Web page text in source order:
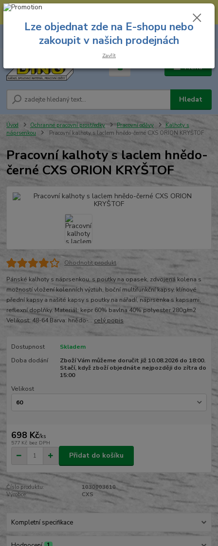
--- Spojovací materiál: 774 431 045 --- Prodejna nářadí: 731 449 423 --
Menu
Hledat
8.00 hod. - 16.00 hod.
za
Úvod Ochranné pracovní prostředky Pracovní oděvy
Kalhoty s
náprsenkou
Pracovní kalhoty s laclem hnědo-černé CXS ORION KRYŠTOF
Pracovní kalhoty s laclem hnědo-
černé CXS ORION KRYŠTOF
Ohodnotit produkt
Pánské kalhoty s náprsenkou, s poutky na opasek, zdvojená kolena s
možností vložení kolenních výztuh, boční multifunkční kapsy, klínové
přední kapsy a našité kapsy s poutky na nářadí, náprsenka s kapsami,
reflexní doplňky. Materiál: kepr 60% bavlna 40% polyester 280g/m2
Velikost: 48-64 Barva: hnědo-... celý popis
Dostupnost
Skladem
Doba dodání
Zboží Vám můžeme doručit již 10.08.2026 do 18:00.
Stačí, když zboží objednáte nejpozději do zítra do
15:00
Velikost
698 Kč/ks
577 Kč bez DPH
Přidat do košíku
Číslo produktu:
1030003610
Výrobce:
CXS
Kompletní specifikace
Lze objednat zde na E-shopu nebo
zakoupit v našich prodejnách
Zavřít